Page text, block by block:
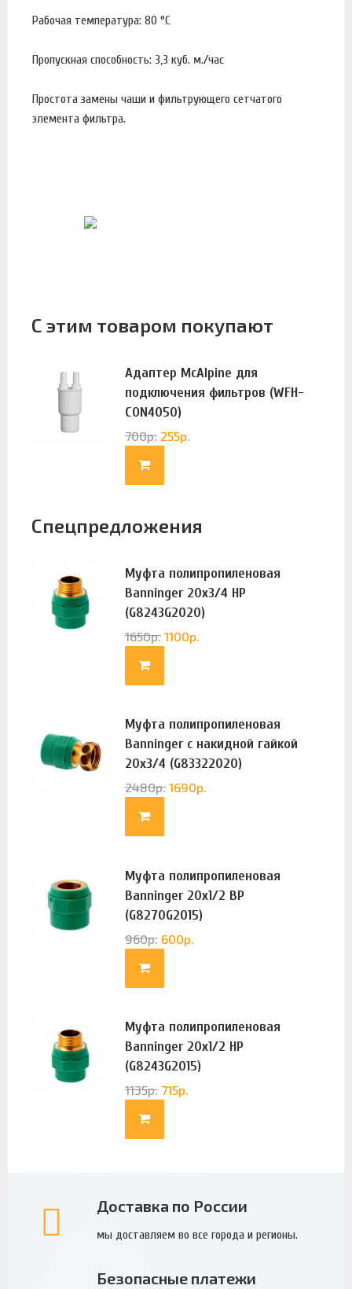
Рабочая температура: 80 °С
Пропускная способность: 3,3 куб. м./час
Простота замены чаши и фильтрующего сетчатого
элемента фильтра.
С этим товаром покупают
Адаптер McAlpine для
подключения фильтров (WFH-
CON4050)
700р. 255р.
Спецпредложения
Муфта полипропиленовая
Banninger 20х3/4 НР
(G8243G2020)
1650р. 1100р.
Муфта полипропиленовая
Banninger с накидной гайкой
20х3/4 (G83322020)
2480р. 1690р.
Муфта полипропиленовая
Banninger 20х1/2 ВР
(G8270G2015)
960р. 600р.
Муфта полипропиленовая
Banninger 20х1/2 НР
(G8243G2015)
1135р. 715р.
Доставка по России
мы доставляем во все города и регионы.
Безопасные платежи